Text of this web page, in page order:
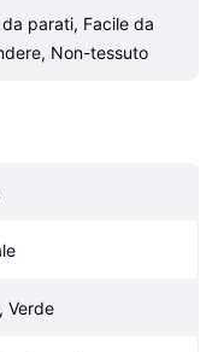
parati, Facile da
Non-tessuto
Verde